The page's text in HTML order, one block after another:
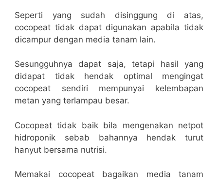
Seperti yang sudah disinggung di atas,
cocopeat tidak dapat digunakan apabila tidak
dicampur dengan media tanam lain.
Sesungguhnya dapat saja, tetapi hasil yang
didapat tidak hendak optimal mengingat
cocopeat sendiri mempunyai kelembapan
metan yang terlampau besar.
Cocopeat tidak baik bila mengenakan netpot
hidroponik sebab bahannya hendak turut
hanyut bersama nutrisi.
Memakai cocopeat bagaikan media tanam